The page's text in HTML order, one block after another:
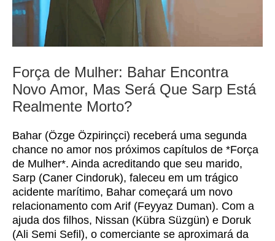
Força de Mulher: Bahar Encontra
Novo Amor, Mas Será Que Sarp Está
Realmente Morto?
Bahar (Özge Özpirinçci) receberá uma segunda
chance no amor nos próximos capítulos de *Força
de Mulher*. Ainda acreditando que seu marido,
Sarp (Caner Cindoruk), faleceu em um trágico
acidente marítimo, Bahar começará um novo
relacionamento com Arif (Feyyaz Duman). Com a
ajuda dos filhos, Nissan (Kübra Süzgün) e Doruk
(Ali Semi Sefil), o comerciante se aproximará da